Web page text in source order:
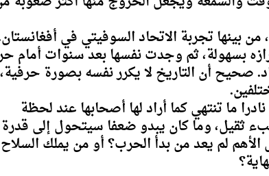
بينها تجربة الاتحاد السوفيتي في
بسهولة، ثم وجدت نفسها بعد سنوات أمام
صحيح أن التاريخ لا يكرر نفسه بصورة حرفية،
ما تنتهي كما أراد لها أصحابها عند لحظة
ثقيل، وما كان يبدو ضعفا سيتحول إلى قدرة
لم يعد من بدأ الحرب؟ أو من يملك السلاح